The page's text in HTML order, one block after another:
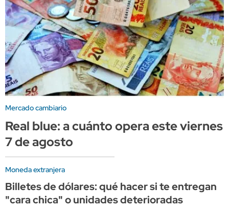
Mercado cambiario
Real blue: a cuánto opera este viernes
7 de agosto
Moneda extranjera
Billetes de dólares: qué hacer si te entregan
"cara chica" o unidades deterioradas